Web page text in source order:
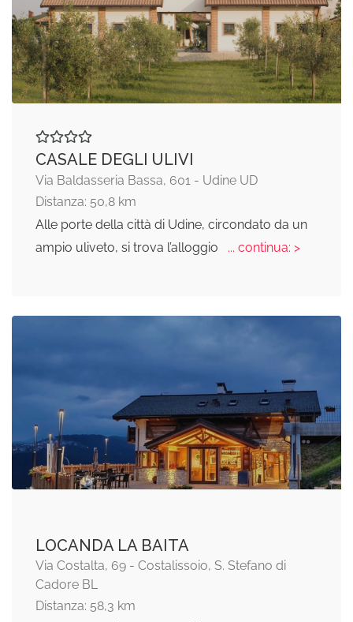
CASALE DEGLI ULIVI
Via Baldasseria Bassa, 601 - Udine UD
Distanza: 50,8 km
Alle porte della città di Udine, circondato da un
ampio uliveto, si trova l’alloggio
... continua: >
LOCANDA LA BAITA
Via Costalta, 69 - Costalissoio, S. Stefano di
Cadore BL
Distanza: 58,3 km